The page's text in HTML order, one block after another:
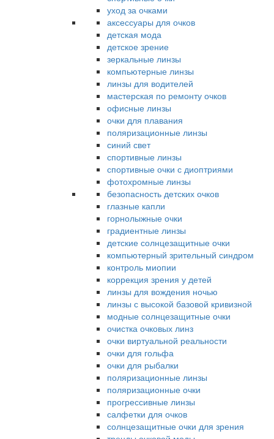
уход за очками
аксессуары для очков
детская мода
детское зрение
зеркальные линзы
компьютерные линзы
линзы для водителей
мастерская по ремонту очков
офисные линзы
очки для плавания
поляризационные линзы
синий свет
спортивные линзы
спортивные очки с диоптриями
фотохромные линзы
безопасность детских очков
глазные капли
горнолыжные очки
градиентные линзы
детские солнцезащитные очки
компьютерный зрительный синдром
контроль миопии
коррекция зрения у детей
линзы для вождения ночью
линзы с высокой базовой кривизной
модные солнцезащитные очки
очистка очковых линз
очки виртуальной реальности
очки для гольфа
очки для рыбалки
поляризационные линзы
поляризационные очки
прогрессивные линзы
салфетки для очков
солнцезащитные очки для зрения